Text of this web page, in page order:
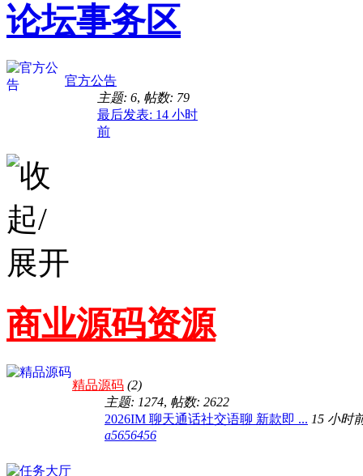
论坛事务区
官方公告
主题: 6, 帖数: 79
最后发表: 14 小时
前
商业源码资源
精品源码 (2)
主题: 1274, 帖数: 2622
2026IM 聊天通话社交语聊 新款即 ... 15 小时
a5656456